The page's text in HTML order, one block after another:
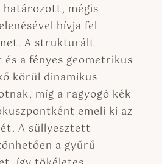
mégis
hívja fel
A strukturált
a fényes geometrikus
körül dinamikus
míg a ragyogó kék
emeli ki az
A süllyesztett
a gyűrű